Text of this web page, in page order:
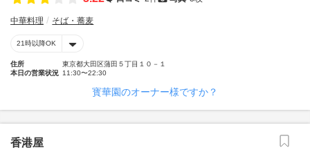
中華料理 そば・蕎麦
21時以降OK
住所
東京都大田区蒲田５丁目１０－１
本日の営業状況 11:30〜22:30
寳華園のオーナー様ですか？
香港屋